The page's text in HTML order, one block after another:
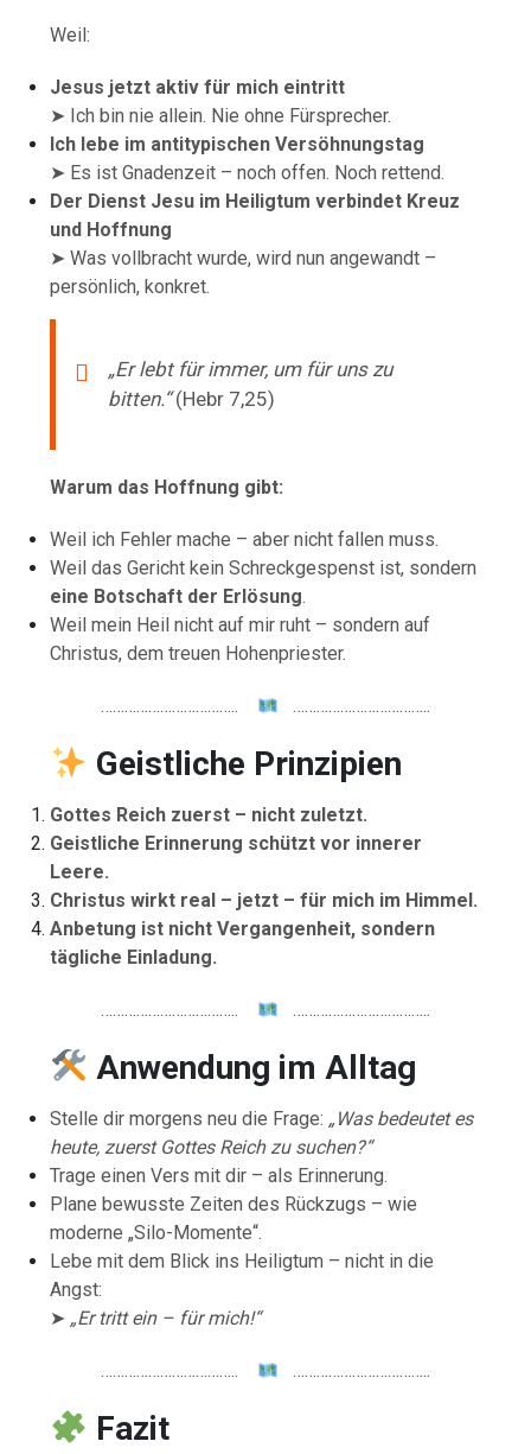
Weil:
Jesus jetzt aktiv für mich eintritt
➤ Ich bin nie allein. Nie ohne Fürsprecher.
Ich lebe im antitypischen Versöhnungstag
➤ Es ist Gnadenzeit – noch offen. Noch rettend.
Der Dienst Jesu im Heiligtum verbindet Kreuz
und Hoffnung
➤ Was vollbracht wurde, wird nun angewandt –
persönlich, konkret.
„Er lebt für immer, um für uns zu
bitten.“(Hebr 7,25)
Warum das Hoffnung gibt:
Weil ich Fehler mache – aber nicht fallen muss.
Weil das Gericht kein Schreckgespenst ist, sondern
eine Botschaft der Erlösung.
Weil mein Heil nicht auf mir ruht – sondern auf
Christus, dem treuen Hohenpriester.
…………………………….. ……………………………..
Geistliche Prinzipien
Gottes Reich zuerst – nicht zuletzt.
Geistliche Erinnerung schützt vor innerer
Leere.
Christus wirkt real – jetzt – für mich im Himmel.
Anbetung ist nicht Vergangenheit, sondern
tägliche Einladung.
…………………………….. ……………………………..
Anwendung im Alltag
Stelle dir morgens neu die Frage: „Was bedeutet es
heute, zuerst Gottes Reich zu suchen?“
Trage einen Vers mit dir – als Erinnerung.
Plane bewusste Zeiten des Rückzugs – wie
moderne „Silo-Momente“.
Lebe mit dem Blick ins Heiligtum – nicht in die
Angst:
➤ „Er tritt ein – für mich!“
…………………………….. ……………………………..
Fazit